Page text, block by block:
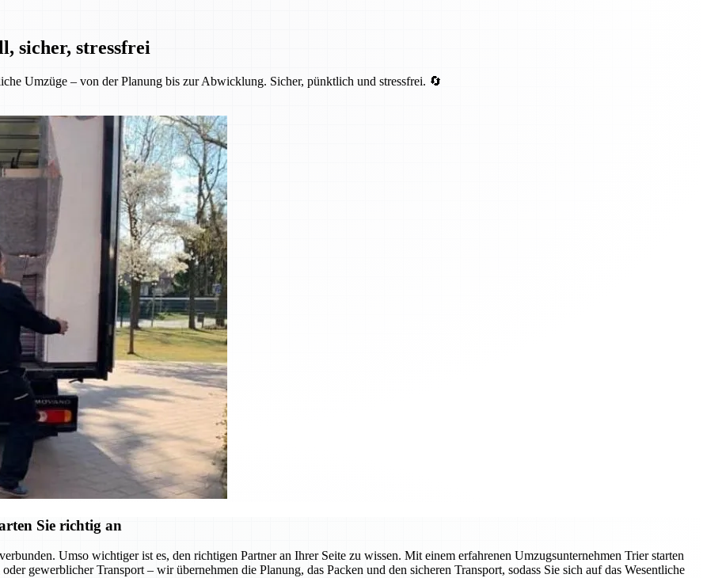
sicher, stressfrei
Umzüge – von der Planung bis zur Abwicklung. Sicher, pünktlich und stressfrei. 🔄
Sie richtig an
Umso wichtiger ist es, den richtigen Partner an Ihrer Seite zu wissen. Mit einem erfahrenen Umzugsunternehmen Trier starten
gewerblicher Transport – wir übernehmen die Planung, das Packen und den sicheren Transport, sodass Sie sich auf das Wesentliche